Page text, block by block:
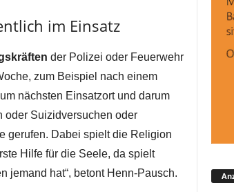
im Einsatz
der Polizei oder Feuerwehr
zum Beispiel nach einem
nächsten Einsatzort und darum
oder Suizidversuchen oder
gerufen. Dabei spielt die Religion
Hilfe für die Seele, da spielt
jemand hat“, betont Henn-Pausch.